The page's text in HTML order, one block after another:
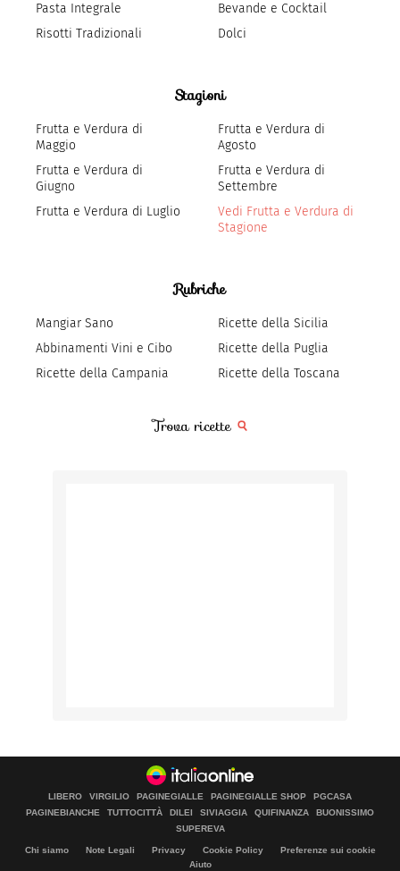
Pasta Integrale
Risotti Tradizionali
Bevande e Cocktail
Dolci
Stagioni
Frutta e Verdura di
Maggio
Frutta e Verdura di
Giugno
Frutta e Verdura di Luglio
Frutta e Verdura di
Agosto
Frutta e Verdura di
Settembre
Vedi Frutta e Verdura di
Stagione
Rubriche
Mangiar Sano
Abbinamenti Vini e Cibo
Ricette della Campania
Ricette della Sicilia
Ricette della Puglia
Ricette della Toscana
Trova ricette
LIBERO VIRGILIO PAGINEGIALLE PAGINEGIALLE SHOP
PGCASA
PAGINEBIANCHE
TUTTOCITTÀ DILEI SIVIAGGIA QUIFINANZA
BUONISSIMO
SUPEREVA
Chi siamo Note Legali Privacy Cookie Policy
Preferenze sui cookie
Aiuto